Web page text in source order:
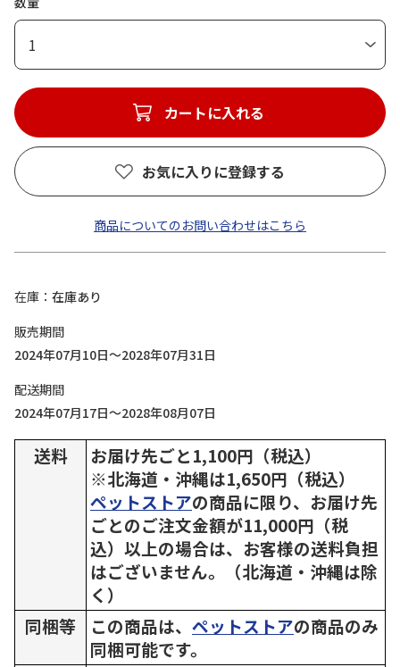
1
カートに入れる
お気に入りに登録する
商品についてのお問い合わせはこちら
在庫
在庫あり
販売期間
2024年07月10日～2028年07月31日
配送期間
2024年07月17日～2028年08月07日
送料
お届け先ごと1,100円（税込）
※北海道・沖縄は1,650円（税込）
ペットストアの商品に限り、お届け先
ごとのご注文金額が11,000円（税
込）以上の場合は、お客様の送料負担
はございません。（北海道・沖縄は除
く）
同梱等
この商品は、 ペットストアの商品のみ
同梱可能です。